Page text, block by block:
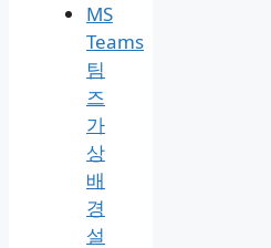
MS
Teams
팀
즈
가
상
배
경
설